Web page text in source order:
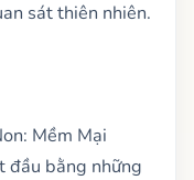
sát thiên nhiên.
Mềm Mại
đầu bằng những